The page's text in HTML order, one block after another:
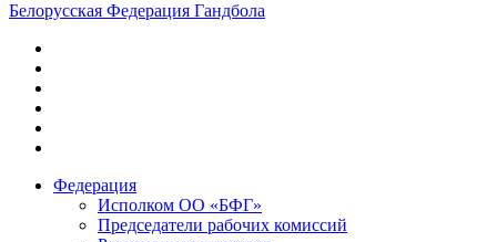
Белорусская Федерация Гандбола
Федерация
Исполком ОО «БФГ»
Председатели рабочих комиссий